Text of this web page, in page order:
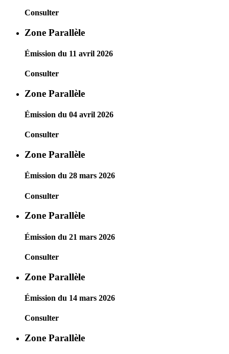
Consulter
Zone Parallèle
Émission du 11 avril 2026
Consulter
Zone Parallèle
Émission du 04 avril 2026
Consulter
Zone Parallèle
Émission du 28 mars 2026
Consulter
Zone Parallèle
Émission du 21 mars 2026
Consulter
Zone Parallèle
Émission du 14 mars 2026
Consulter
Zone Parallèle